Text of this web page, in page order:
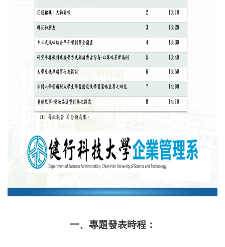
一、專題發表時程：